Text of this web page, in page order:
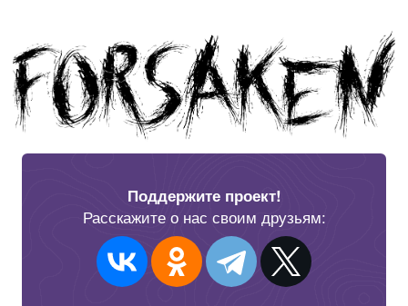
Поддержите проект!
Расскажите о нас своим друзьям: